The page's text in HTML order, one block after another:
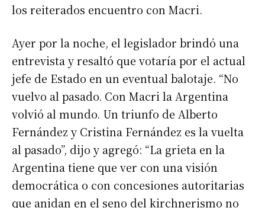
los reiterados encuentro con Macri.
Ayer por la noche, el legislador brindó una
entrevista y resaltó que votaría por el actual
jefe de Estado en un eventual balotaje. “No
vuelvo al pasado. Con Macri la Argentina
volvió al mundo. Un triunfo de Alberto
Fernández y Cristina Fernández es la vuelta
al pasado”, dijo y agregó: “La grieta en la
Argentina tiene que ver con una visión
democrática o con concesiones autoritarias
que anidan en el seno del kirchnerismo no